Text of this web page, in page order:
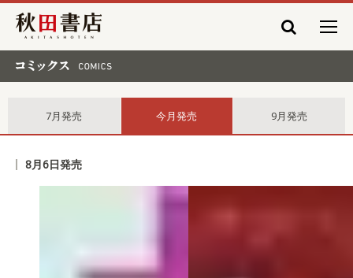
秋田書店
7月発売 今月発売 9月発売
8月6日発売